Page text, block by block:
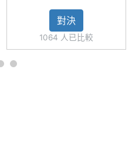
萬畫素 + 200 萬畫素
識
(8GB/256GB)
對決
1064 人已比較